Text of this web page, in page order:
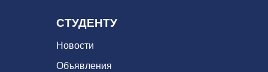
СТУДЕНТУ
Новости
Объявления